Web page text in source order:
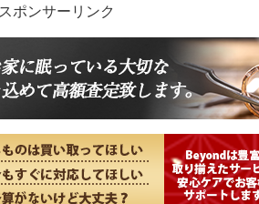
スポンサーリンク